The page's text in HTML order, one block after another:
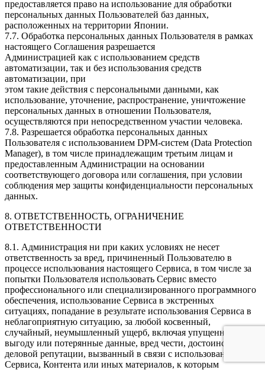
предоставляется право на использование для обработки
персональных данных Пользователей баз данных,
расположенных на территории Японии.
7.7. Обработка персональных данных Пользователя в рамках
настоящего Соглашения разрешается
Администрацией как с использованием средств
автоматизации, так и без использования средств
автоматизации, при
этом такие действия с персональными данными, как
использование, уточнение, распространение, уничтожение
персональных данных в отношении Пользователя,
осуществляются при непосредственном участии человека.
7.8. Разрешается обработка персональных данных
Пользователя с использованием DPM-систем (Data Protection
Manager), в том числе принадлежащим третьим лицам и
предоставленным Администрации на основании
соответствующего договора или соглашения, при условии
соблюдения мер защиты конфиденциальности персональных
данных.
8. ОТВЕТСТВЕННОСТЬ, ОГРАНИЧЕНИЕ
ОТВЕТСТВЕННОСТИ
8.1. Администрация ни при каких условиях не несет
ответственность за вред, причиненный Пользователю в
процессе использования настоящего Сервиса, в том числе за
попытки Пользователя использовать Сервис вместо
профессионального или специализированного программного
обеспечения, использование Сервиса в экстренных
ситуациях, попадание в результате использования Сервиса в
неблагоприятную ситуацию, за любой косвенный,
случайный, неумышленный ущерб, включая упущенную
выгоду или потерянные данные, вред чести, достоинству или
деловой репутации, вызванный в связи с использованием
Сервиса, Контента или иных материалов, к которым